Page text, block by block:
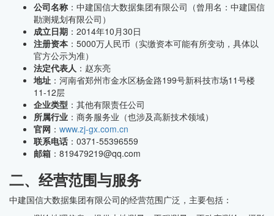
公司名称 ：中建国信大数据集团有限公司（曾用名：中建国信
勘测规划有限公司）
成立日期 ：2014年10月30日
注册资本 ：5000万人民币（实缴资本可能有所变动，具体以
官方公示为准）
法定代表人 ：赵东亮
地址 ：河南省郑州市金水区杨金路199号新科技市场11号楼
11-12层
企业类型 ：其他有限责任公司
所属行业 ：商务服务业（也涉及高新技术领域）
官网 ： www.zj-gx.com.cn
联系电话 ：0371-55396559
邮箱 ：819479219@qq.com
二、经营范围与服务
中建国信大数据集团有限公司的经营范围广泛，主要包括：